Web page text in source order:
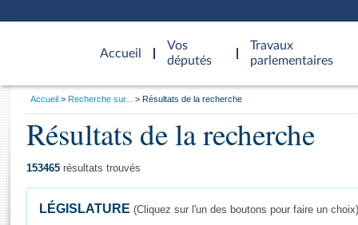
Accueil
d'accueil
Vos
députés
Travaux
parlementaires
Général
Vous
Accueil Recherche sur... Résultats de la recherche
Résultats de la recherche
153465 résultats trouvés
LÉGISLATURE (Cliquez sur l'un des boutons pour faire un choix)